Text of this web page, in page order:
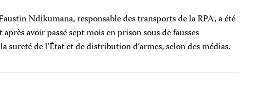
Ndikumana, responsable des transports de la RPA, a été
avoir passé sept mois en prison sous de fausses
sureté de l’État et de distribution d’armes, selon des médias.